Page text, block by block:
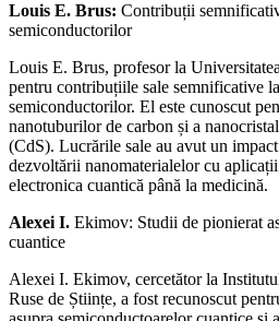
Louis E. Brus: Contribuții
semiconductorilor
Louis E. Brus, profesor la
pentru contribuțiile sale semnificative
semiconductorilor. El este cunoscut
nanotuburilor de carbon și a
(CdS). Lucrările sale au avut un
dezvoltării nanomaterialelor cu
electronica cuantică până la medicină.
Alexei I. Ekimov: Studii de pionierat
cuantice
Alexei I. Ekimov, cercetător la
Ruse de Științe, a fost recunoscut